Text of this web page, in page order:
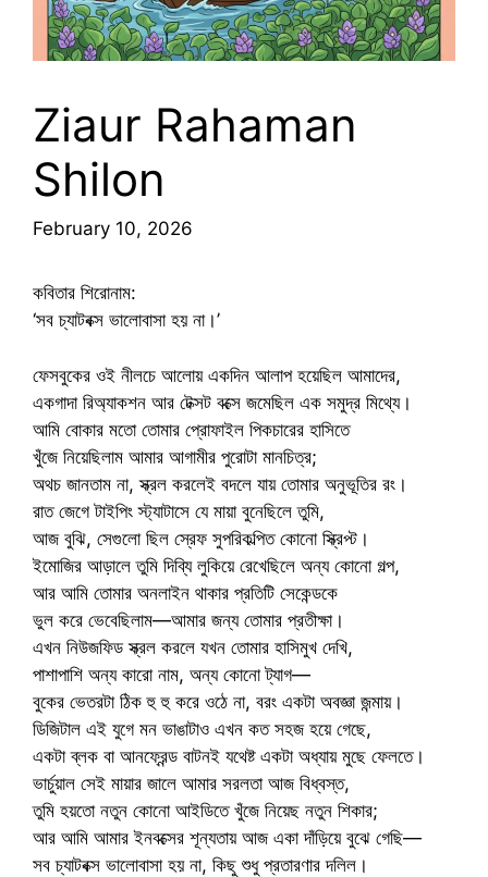
Ziaur Rahaman
Shilon
February 10, 2026
​কবিতার শিরোনাম:
‘সব চ্যাটবক্স ভালোবাসা হয় না।’
​ফেসবুকের ওই নীলচে আলোয় একদিন আলাপ হয়েছিল আমাদের,
একগাদা রিঅ্যাকশন আর টেক্সট বক্সে জমেছিল এক সমুদ্র মিথ্যে।
আমি বোকার মতো তোমার প্রোফাইল পিকচারের হাসিতে
খুঁজে নিয়েছিলাম আমার আগামীর পুরোটা মানচিত্র;
অথচ জানতাম না, স্ক্রল করলেই বদলে যায় তোমার অনুভূতির রং।
​রাত জেগে টাইপিং স্ট্যাটাসে যে মায়া বুনেছিলে তুমি,
আজ বুঝি, সেগুলো ছিল স্রেফ সুপরিকল্পিত কোনো স্ক্রিপ্ট।
ইমোজির আড়ালে তুমি দিব্যি লুকিয়ে রেখেছিলে অন্য কোনো গল্প,
আর আমি তোমার অনলাইন থাকার প্রতিটি সেকেন্ডকে
ভুল করে ভেবেছিলাম—আমার জন্য তোমার প্রতীক্ষা।
​এখন নিউজফিড স্ক্রল করলে যখন তোমার হাসিমুখ দেখি,
পাশাপাশি অন্য কারো নাম, অন্য কোনো ট্যাগ—
বুকের ভেতরটা ঠিক হু হু করে ওঠে না, বরং একটা অবজ্ঞা জন্মায়।
ডিজিটাল এই যুগে মন ভাঙাটাও এখন কত সহজ হয়ে গেছে,
একটা ব্লক বা আনফ্রেন্ড বাটনই যথেষ্ট একটা অধ্যায় মুছে ফেলতে।
​ভার্চুয়াল সেই মায়ার জালে আমার সরলতা আজ বিধ্বস্ত,
তুমি হয়তো নতুন কোনো আইডিতে খুঁজে নিয়েছ নতুন শিকার;
আর আমি আমার ইনবক্সের শূন্যতায় আজ একা দাঁড়িয়ে বুঝে গেছি—
সব চ্যাটবক্স ভালোবাসা হয় না, কিছু শুধু প্রতারণার দলিল।